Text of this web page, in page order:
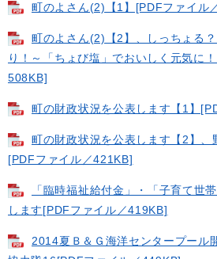
町のよさん(2)【1】[PDFファイル
町のよさん(2)【2】、しっちょる
り！～「ちょび塩」でおいしく元気に
508KB]
町の財政状況を公表します【1】
町の財政状況を公表します【2】、
[PDFファイル／421KB]
「臨時福祉給付金」・「子育て世
します[PDFファイル／419KB]
2014夏Ｂ＆Ｇ海洋センタープール